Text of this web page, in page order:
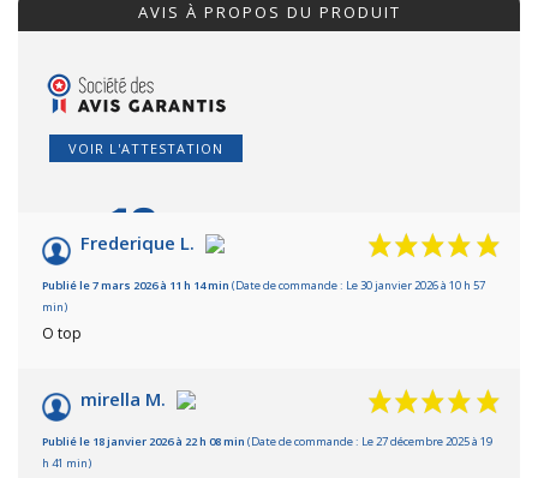
AVIS À PROPOS DU PRODUIT
VOIR L'ATTESTATION
10/10
Basé sur 3 avis
Frederique L.
Publié le 7 mars 2026 à 11 h 14 min (Date de commande : Le 30 janvier 2026 à 10 h 57
min)
O top
mirella M.
Publié le 18 janvier 2026 à 22 h 08 min (Date de commande : Le 27 décembre 2025 à 19
h 41 min)